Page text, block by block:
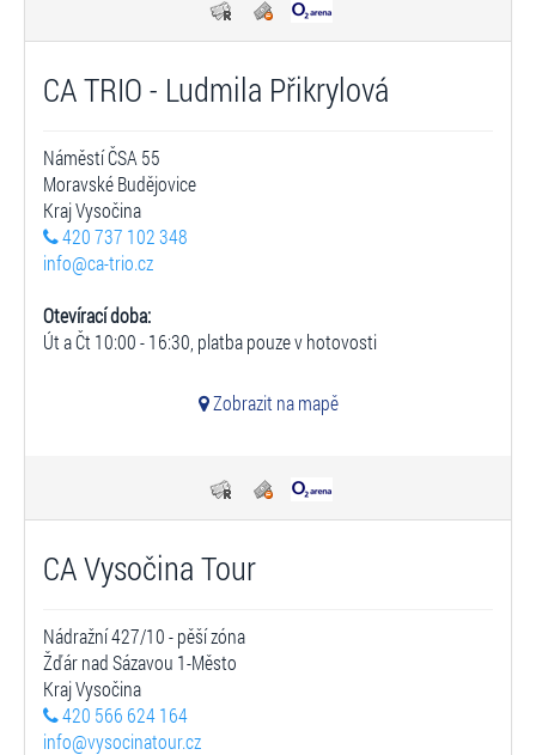
CA TRIO - Ludmila Přikrylová
Náměstí ČSA 55
Moravské Budějovice
Kraj Vysočina
420 737 102 348
info@ca-trio.cz
Otevírací doba:
Út a Čt 10:00 - 16:30, platba pouze v hotovosti
Zobrazit na mapě
CA Vysočina Tour
Nádražní 427/10 - pěší zóna
Žďár nad Sázavou 1-Město
Kraj Vysočina
420 566 624 164
info@vysocinatour.cz